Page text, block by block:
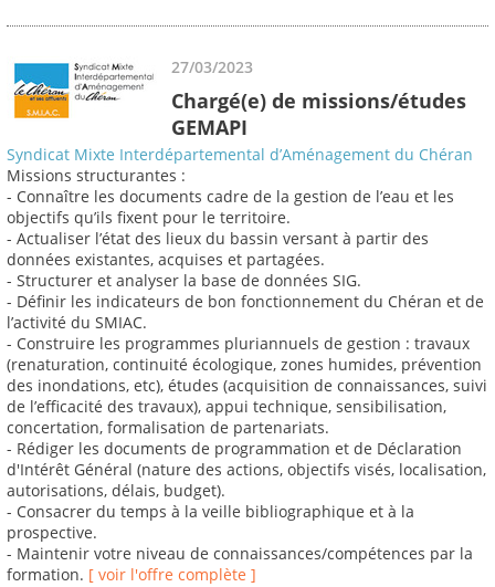
27/03/2023
Chargé(e) de missions/études
GEMAPI
Syndicat Mixte Interdépartemental d’Aménagement du Chéran
Missions structurantes :
- Connaître les documents cadre de la gestion de l’eau et les
objectifs qu’ils fixent pour le territoire.
- Actualiser l’état des lieux du bassin versant à partir des
données existantes, acquises et partagées.
- Structurer et analyser la base de données SIG.
- Définir les indicateurs de bon fonctionnement du Chéran et de
l’activité du SMIAC.
- Construire les programmes pluriannuels de gestion : travaux
(renaturation, continuité écologique, zones humides, prévention
des inondations, etc), études (acquisition de connaissances, suivi
de l’efficacité des travaux), appui technique, sensibilisation,
concertation, formalisation de partenariats.
- Rédiger les documents de programmation et de Déclaration
d'Intérêt Général (nature des actions, objectifs visés, localisation,
autorisations, délais, budget).
- Consacrer du temps à la veille bibliographique et à la
prospective.
- Maintenir votre niveau de connaissances/compétences par la
formation. [ voir l'offre complète ]